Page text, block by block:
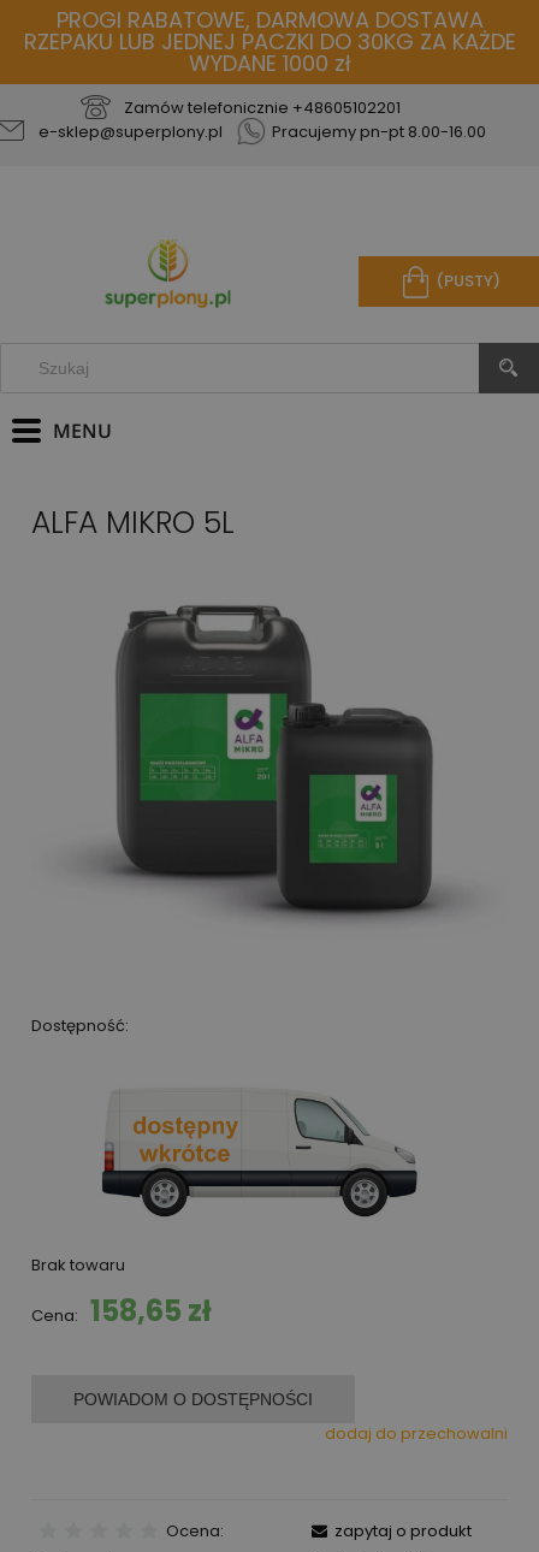
PROGI RABATOWE, DARMOWA DOSTAWA
RZEPAKU LUB JEDNEJ PACZKI DO 30KG ZA KAŻDE
WYDANE 1000 zł
Zamów telefonicznie +48605102201
e-sklep@superplony.pl
Pracujemy pn-pt 8.00-16.00
(PUSTY)
ALFA MIKRO 5L
Dostępność:
Brak towaru
Cena: 158,65 zł
POWIADOM O DOSTĘPNOŚCI
dodaj do przechowalni
Ocena:
zapytaj o produkt